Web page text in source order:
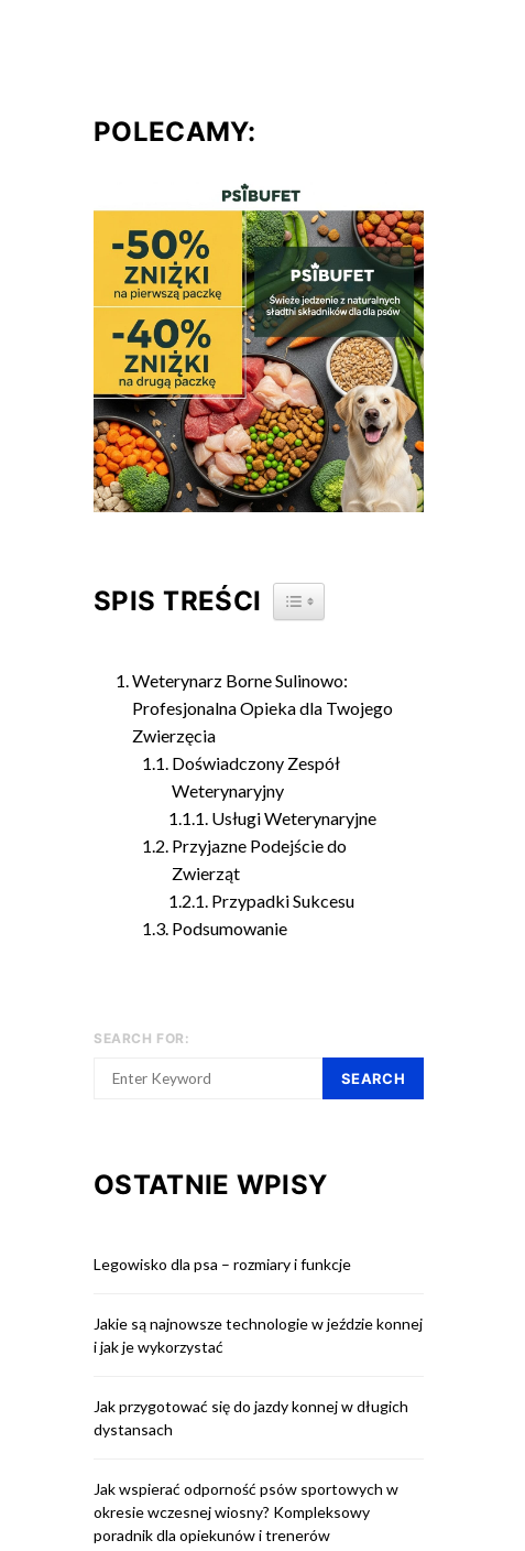
POLECAMY:
SPIS TREŚCI TOGGLE TABLE OF CONTENT
Weterynarz Borne Sulinowo:
Profesjonalna Opieka dla Twojego
Zwierzęcia
Doświadczony Zespół
Weterynaryjny
Usługi Weterynaryjne
Przyjazne Podejście do
Zwierząt
Przypadki Sukcesu
Podsumowanie
SEARCH FOR:
SEARCH
OSTATNIE WPISY
Legowisko dla psa – rozmiary i funkcje
Jakie są najnowsze technologie w jeździe konnej
i jak je wykorzystać
Jak przygotować się do jazdy konnej w długich
dystansach
Jak wspierać odporność psów sportowych w
okresie wczesnej wiosny? Kompleksowy
poradnik dla opiekunów i trenerów